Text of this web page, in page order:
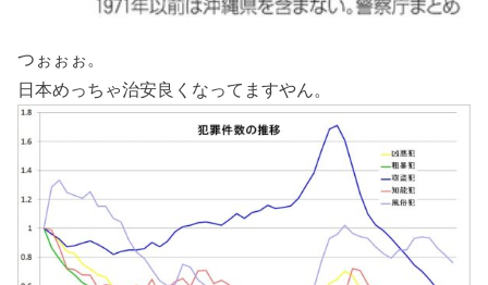
つぉぉぉ。
日本めっちゃ治安良くなってますやん。